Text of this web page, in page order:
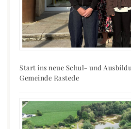
Start ins neue Schul- und
Gemeinde Rastede